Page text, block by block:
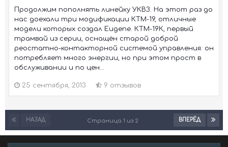
Продолжим пополнять линейку УКВЗ. На этот раз до
нас доехали три модификации КТМ-19, отличные
модели которых создал Eugene. КТМ-19К, первый
трамвай из серии, оснащён старой доброй
реостатно-контакторной системой управления: он
потребляет много энергии, но при этом прост в
обслуживании и по цен...
25 сентября, 2013 9 отзывов
НАЗАД ВПЕРЁД
Страница 1 из 2